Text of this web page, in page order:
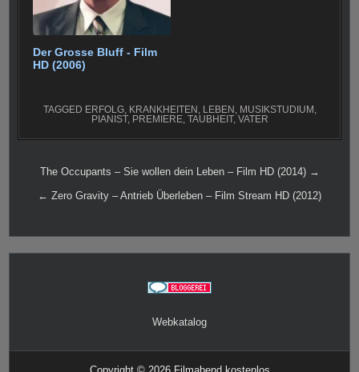
Der Grosse Bluff - Film
HD (2006)
TAGGED ERFOLG, KRANKHEITEN , LEBEN , MUSIKSTUDIUM ,
PIANIST, PREMIERE, TAUBHEIT, VATER
Beitragsnavigation
The Occupants – Sie wollen dein Leben – Film HD (2014) →
← Zero Gravity – Antrieb Überleben – Film Stream HD (2012)
Webkatalog